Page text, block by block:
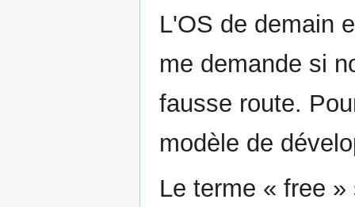
L'OS de demain
me demande si
fausse route.
modèle de
Le terme « free